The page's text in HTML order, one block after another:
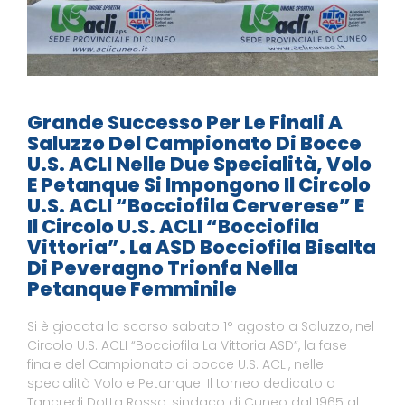
Grande Successo Per Le Finali A
Saluzzo Del Campionato Di Bocce
U.S. ACLI Nelle Due Specialità, Volo
E Petanque Si Impongono Il Circolo
U.S. ACLI “Bocciofila Cerverese” E
Il Circolo U.S. ACLI “Bocciofila
Vittoria”. La ASD Bocciofila Bisalta
Di Peveragno Trionfa Nella
Petanque Femminile
Si è giocata lo scorso sabato 1° agosto a Saluzzo, nel
Circolo U.S. ACLI “Bocciofila La Vittoria ASD”, la fase
finale del Campionato di bocce U.S. ACLI, nelle
specialità Volo e Petanque. Il torneo dedicato a